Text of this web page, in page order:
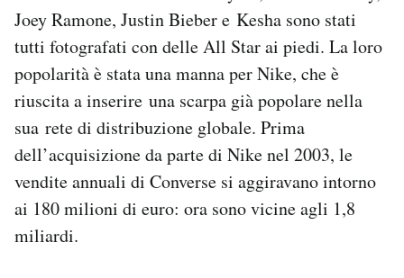
Joey Ramone, Justin Bieber e Kesha sono stati
tutti fotografati con delle All Star ai piedi. La loro
popolarità è stata una manna per Nike, che è
riuscita a inserire una scarpa già popolare nella
sua rete di distribuzione globale. Prima
dell’acquisizione da parte di Nike nel 2003, le
vendite annuali di Converse si aggiravano intorno
ai 180 milioni di euro: ora sono vicine agli 1,8
miliardi.